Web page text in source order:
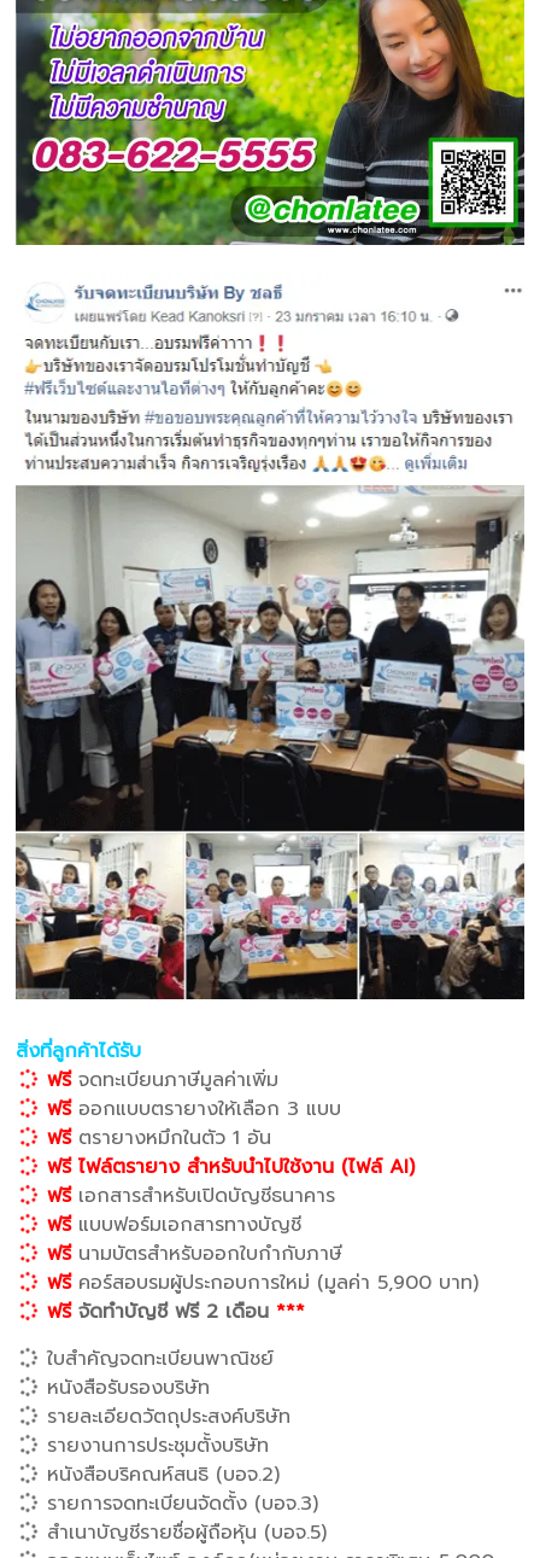
สิ่งที่ลูกค้าได้รับ
ฟรีจดทะเบียนภาษีมูลค่าเพิ่ม
ฟรีออกแบบตรายางให้เลือก 3 แบบ
ฟรีตรายางหมึกในตัว 1 อัน
ฟรี ไฟล์ตรายาง สำหรับนำไปใช้งาน (ไฟล์ AI)
ฟรีเอกสารสำหรับเปิดบัญชีธนาคาร
ฟรีแบบฟอร์มเอกสารทางบัญชี
ฟรีนามบัตรสำหรับออกใบกำกับภาษี
ฟรีคอร์สอบรมผู้ประกอบการใหม่ (มูลค่า 5,900 บาท)
ฟรี จัดทำบัญชี ฟรี 2 เดือน***
ใบสำคัญจดทะเบียนพาณิชย์
หนังสือรับรองบริษัท
รายละเอียดวัตถุประสงค์บริษัท
รายงานการประชุมตั้งบริษัท
หนังสือบริคณห์สนธิ (บอจ.2)
รายการจดทะเบียนจัดตั้ง (บอจ.3)
สำเนาบัญชีรายชื่อผู้ถือหุ้น (บอจ.5)